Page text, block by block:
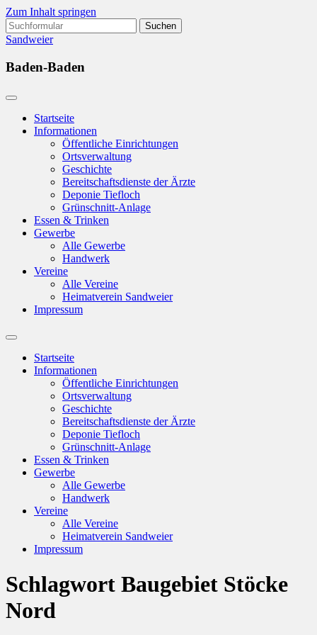
Zum Inhalt springen
Suchen
nach:
Sandweier
Baden-Baden
Startseite
Informationen
Öffentliche Einrichtungen
Ortsverwaltung
Geschichte
Bereitschaftsdienste der Ärzte
Deponie Tiefloch
Grünschnitt-Anlage
Essen & Trinken
Gewerbe
Alle Gewerbe
Handwerk
Vereine
Alle Vereine
Heimatverein Sandweier
Impressum
Suchfeld
ein-/ausblenden
Startseite
Informationen
Öffentliche Einrichtungen
Ortsverwaltung
Geschichte
Bereitschaftsdienste der Ärzte
Deponie Tiefloch
Grünschnitt-Anlage
Essen & Trinken
Gewerbe
Alle Gewerbe
Handwerk
Vereine
Alle Vereine
Heimatverein Sandweier
Impressum
Schlagwort Baugebiet Stöcke
Nord